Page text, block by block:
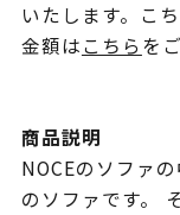
いたします。こ
金額はこちらを
商品説明
NOCEのソファ
のソファです。